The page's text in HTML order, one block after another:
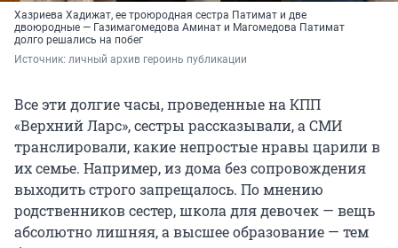
Хазриева Хадижат, ее троюродная сестра Патимат и две
двоюродные — Газимагомедова Аминат и Магомедова Патимат
долго решались на побег
Источник: личный архив героинь публикации
Все эти долгие часы, проведенные на КПП
«Верхний Ларс», сестры рассказывали, а СМИ
транслировали, какие непростые нравы царили в
их семье. Например, из дома без сопровождения
выходить строго запрещалось. По мнению
родственников сестер, школа для девочек — вещь
абсолютно лишняя, а высшее образование — тем